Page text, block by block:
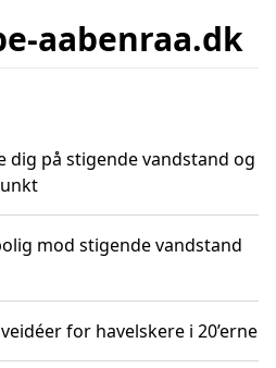
aabenraa.dk
dig på stigende vandstand og
mod stigende vandstand
for havelskere i 20’erne